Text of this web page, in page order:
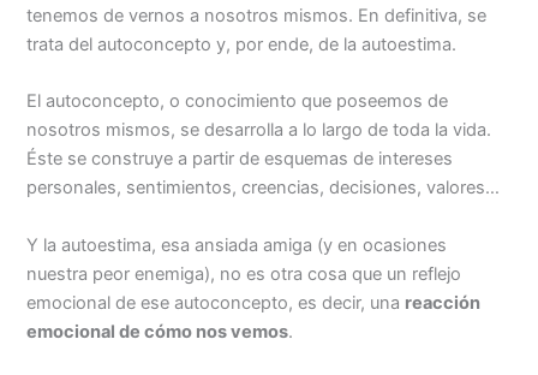
tenemos de vernos a nosotros mismos. En definitiva, se
trata del autoconcepto y, por ende, de la autoestima.
El autoconcepto, o conocimiento que poseemos de
nosotros mismos, se desarrolla a lo largo de toda la vida.
Éste se construye a partir de esquemas de intereses
personales, sentimientos, creencias, decisiones, valores…
Y la autoestima, esa ansiada amiga (y en ocasiones
nuestra peor enemiga), no es otra cosa que un reflejo
emocional de ese autoconcepto, es decir, una reacción
emocional de cómo nos vemos.